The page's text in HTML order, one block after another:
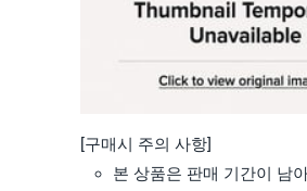
[구매시 주의 사항]
본 상품은 판매 기간이 남